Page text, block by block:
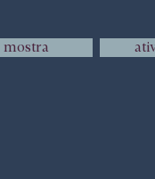
mostra